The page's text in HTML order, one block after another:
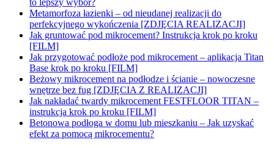
to lepszy wybór?
Metamorfoza łazienki – od nieudanej realizacji do
perfekcyjnego wykończenia [ZDJĘCIA REALIZACJI]
Jak gruntować pod mikrocement? Instrukcja krok po kroku
[FILM]
Jak przygotować podłoże pod mikrocement – aplikacja Titan
Base krok po kroku [FILM]
Beżowy mikrocement na podłodze i ścianie – nowoczesne
wnętrze bez fug [ZDJĘCIA Z REALIZACJI]
Jak nakładać twardy mikrocement FESTFLOOR TITAN –
instrukcja krok po kroku [FILM]
Betonowa podłoga w domu lub mieszkaniu – Jak uzyskać
efekt za pomocą mikrocementu?